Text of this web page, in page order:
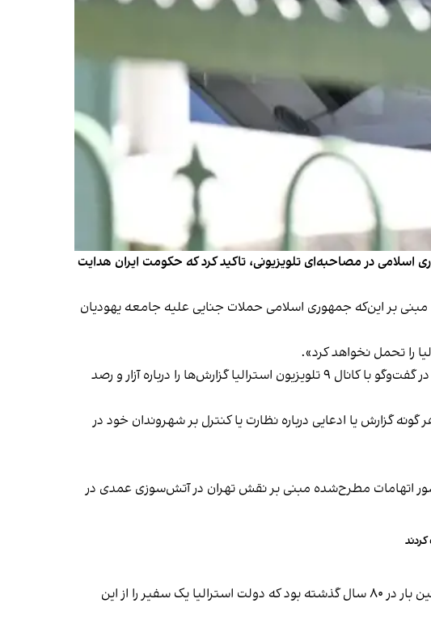
اسلامی در مصاحبه‌ای تلویزیونی، تاکید کرد که حکومت ایران هدایت
مبنی بر این‌که جمهوری اسلامی حملات جنایی علیه جامعه یهودیان
را تحمل نخواهد کرد».
واکنش وزارت خارجه استرالیا پس از آن ابراز شد که اسماعیل بقایی، سخنگوی وزارت امور خارجه جمهوری اسلامی، در گفت‌وگو با کانال ۹ تلویزیون استرالیا گزارش‌ها را درباره آزار و رصد
گزارش یا ادعایی درباره نظارت یا کنترل بر شهروندان خود در
اتهامات مطرح‌شده مبنی بر نقش تهران در آتش‌سوزی عمدی در
پس از تحقیقات سازمان اطلاعات و امنیت استرالیا اتخاذ شد و این نخستین بار در ۸۰ سال گذشته بود که دولت استرالیا یک سفیر را از این